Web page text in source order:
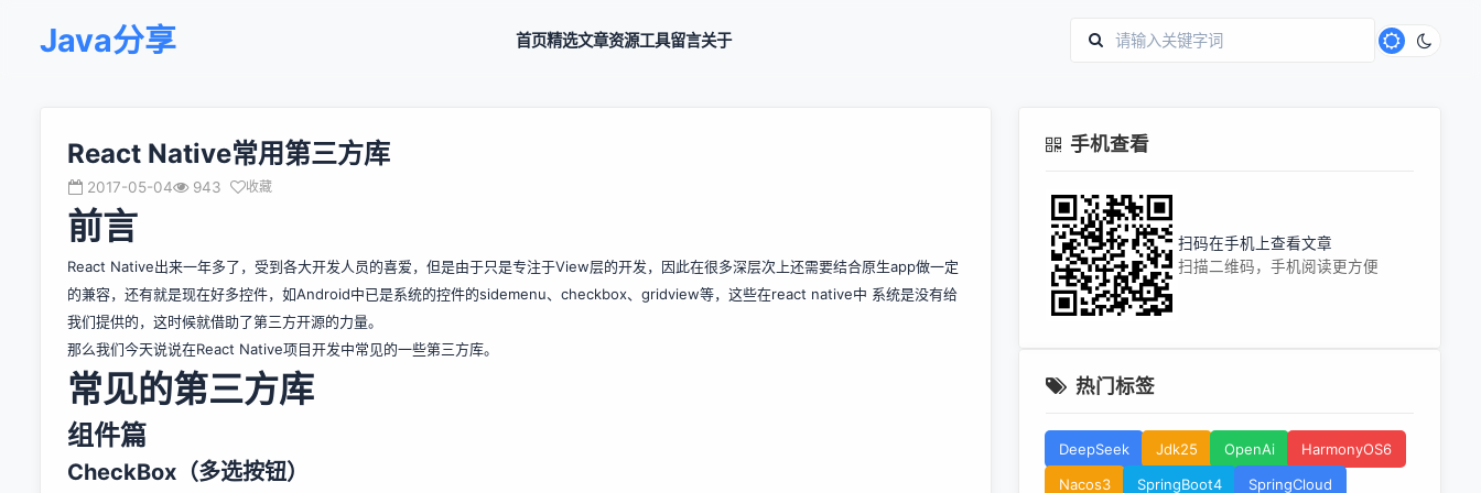
Java分享 首页精选文章资源工具留言关于
React Native常用第三方库
2017-05-04 943 收藏
前言
React Native出来一年多了，受到各大开发人员的喜爱，但是由于只是专注于View层的开发，因此在很多深层次上还需要结合原生app做一定
的兼容，还有就是现在好多控件，如Android中已是系统的控件的sidemenu、checkbox、gridview等，这些在react native中 系统是没有给
我们提供的，这时候就借助了第三方开源的力量。
那么我们今天说说在React Native项目开发中常见的一些第三方库。
常见的第三方库
组件篇
CheckBox（多选按钮）
手机查看
扫码在手机上查看文章
扫描二维码，手机阅读更方便
热门标签
DeepSeek Jdk25 OpenAi
HarmonyOS6
Nacos3
SpringBoot4 SpringCloud